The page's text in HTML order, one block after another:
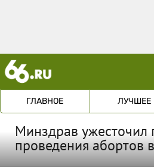
ГЛАВНОЕ ЛУЧШЕЕ
Минздрав ужесточил
проведения абортов